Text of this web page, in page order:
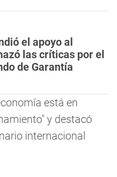
el apoyo al
las críticas por el
de Garantía
está en
y destacó
internacional